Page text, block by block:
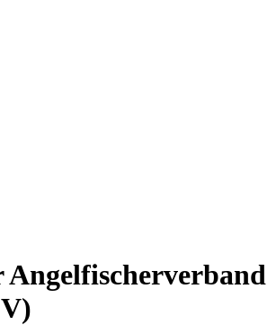
Angelfischerverband